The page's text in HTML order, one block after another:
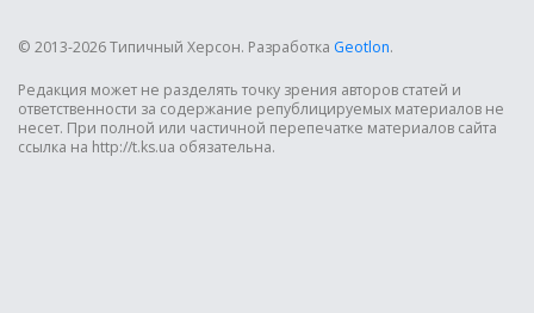
© 2013-2026 Типичный Херсон. Разработка Geotlon.
Редакция может не разделять точку зрения авторов статей и
ответственности за содержание републицируемых материалов не
несет. При полной или частичной перепечатке материалов сайта
ссылка на http://t.ks.ua обязательна.